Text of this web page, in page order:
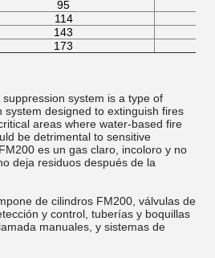
95
114
143
173
system is a type of
system designed to extinguish fires
areas where water-based fire
be detrimental to sensitive
es un gas claro, incoloro y no
deja residuos después de la
de cilindros FM200, válvulas de
y control, tuberías y boquillas
manuales, y sistemas de